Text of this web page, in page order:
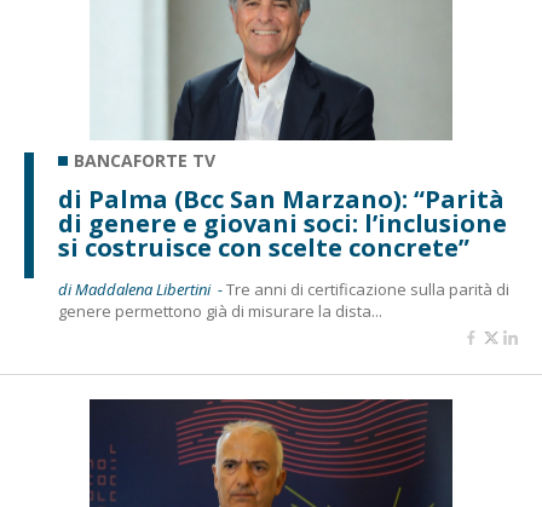
BANCAFORTE TV
di Palma (Bcc San Marzano): “Parità
di genere e giovani soci: l’inclusione
si costruisce con scelte concrete”
di Maddalena Libertini -Tre anni di certificazione sulla parità di
genere permettono già di misurare la dista...